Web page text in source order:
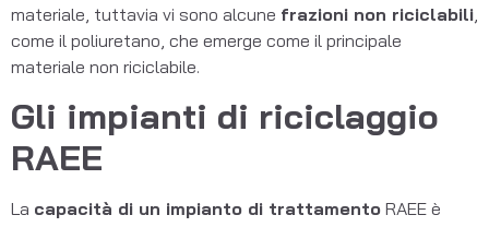
materiale, tuttavia vi sono alcune frazioni non riciclabili
come il poliuretano, che emerge come il principale
materiale non riciclabile.
Gli impianti di riciclaggio
RAEE
La capacità di un impianto di trattamento RAEE è